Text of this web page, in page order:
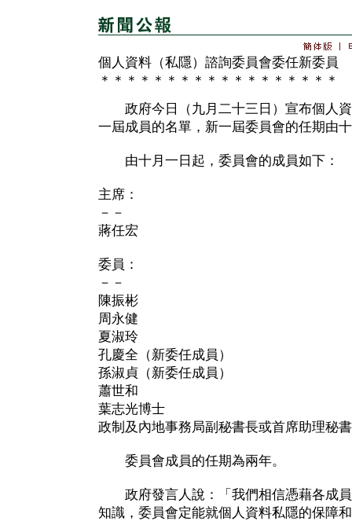
個人資料（私隱）諮詢委員會委任新委員
＊＊＊＊＊＊＊＊＊＊＊＊＊＊＊＊＊＊
政府今日（九月二十三日）宣布個人資
一屆成員的名單，新一屆委員會的任期由
由十月一日起，委員會的成員如下：
主席：
－－
蔣任宏
委員：
－－
陳振彬
周永健
夏淑玲
孔慶全（新委任成員）
孫淑貞（新委任成員）
蕭世和
葉志光博士
政制及內地事務局副秘書長或首席助理秘
委員會成員的任期為兩年。
政府發言人說：「我們相信憑藉各成員
知識，委員會定能就個人資料私隱的保障